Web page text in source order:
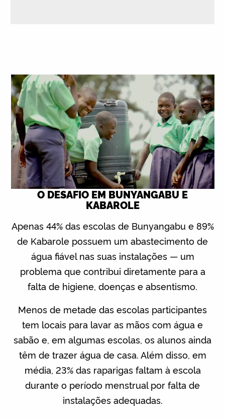
O DESAFIO EM BUNYANGABU E
KABAROLE
Apenas 44% das escolas de Bunyangabu e 89%
de Kabarole possuem um abastecimento de
água fiável nas suas instalações — um
problema que contribui diretamente para a
falta de higiene, doenças e absentismo.
Menos de metade das escolas participantes
tem locais para lavar as mãos com água e
sabão e, em algumas escolas, os alunos ainda
têm de trazer água de casa. Além disso, em
média, 23% das raparigas faltam à escola
durante o período menstrual por falta de
instalações adequadas.